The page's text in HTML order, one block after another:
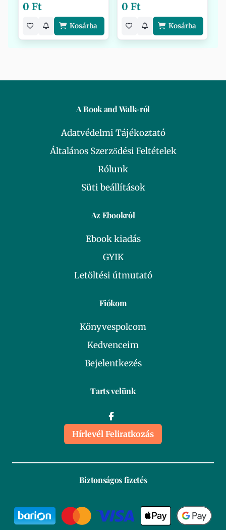
0 Ft
Kosárba
0 Ft
Kosárba
A Book and Walk-ról
Adatvédelmi Tájékoztató
Általános Szerződési Feltételek
Rólunk
Süti beállítások
Az Ebookról
Ebook kiadás
GYIK
Letöltési útmutató
Fiókom
Könyvespolcom
Kedvenceim
Bejelentkezés
Tarts velünk
Hírlevél Feliratkozás
Biztonságos fizetés